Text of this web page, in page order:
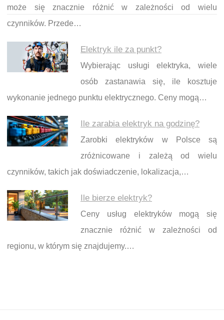
może się znacznie różnić w zależności od wielu
czynników. Przede…
Elektryk ile za punkt?
Wybierając usługi elektryka, wiele
osób zastanawia się, ile kosztuje
wykonanie jednego punktu elektrycznego. Ceny mogą…
Ile zarabia elektryk na godzinę?
Zarobki elektryków w Polsce są
zróżnicowane i zależą od wielu
czynników, takich jak doświadczenie, lokalizacja,…
Ile bierze elektryk?
Ceny usług elektryków mogą się
znacznie różnić w zależności od
regionu, w którym się znajdujemy.…